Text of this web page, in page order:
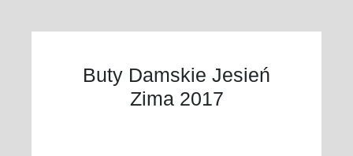
Buty Damskie Jesień
Zima 2017